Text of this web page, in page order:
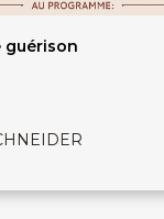
guérison